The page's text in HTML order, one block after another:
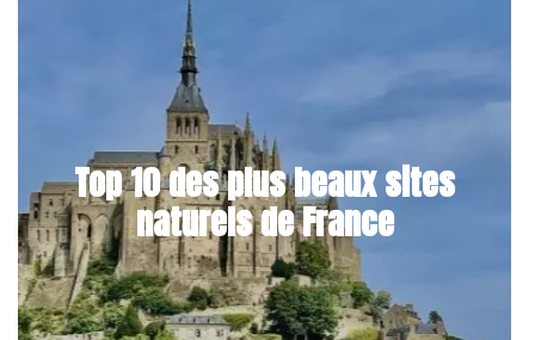
Top 10 des plus beaux sites
naturels de France